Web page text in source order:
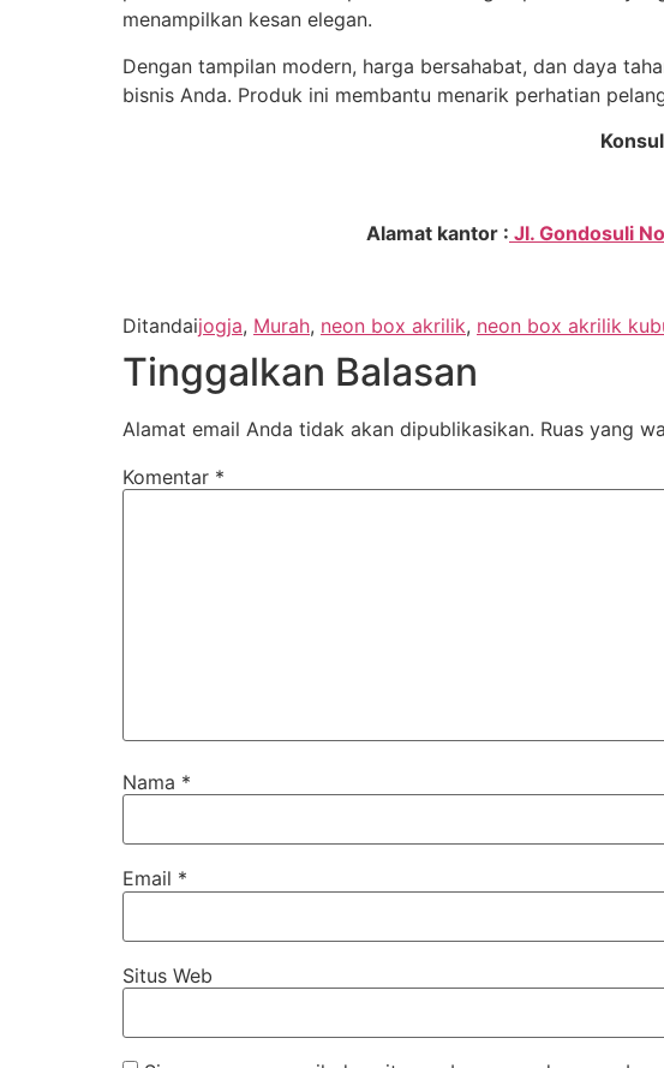
menampilkan kesan elegan.
Dengan tampilan modern, harga bersahabat, dan daya
bisnis Anda. Produk ini membantu menarik perhatian
Alamat kantor : Jl. Gondosuli
Ditandaijogja, Murah, neon box akrilik, neon box akrilik
Tinggalkan Balasan
Alamat email Anda tidak akan dipublikasikan. Ruas yang
Komentar *
Nama *
Email *
Situs Web